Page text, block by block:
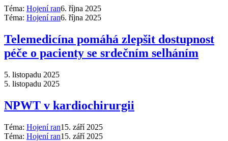
Téma: Hojení ran6. října 2025
Téma: Hojení ran6. října 2025
Telemedicína pomáhá zlepšit dostupnost
péče o pacienty se srdečním selháním
5. listopadu 2025
5. listopadu 2025
NPWT v kardiochirurgii
Téma: Hojení ran15. září 2025
Téma: Hojení ran15. září 2025